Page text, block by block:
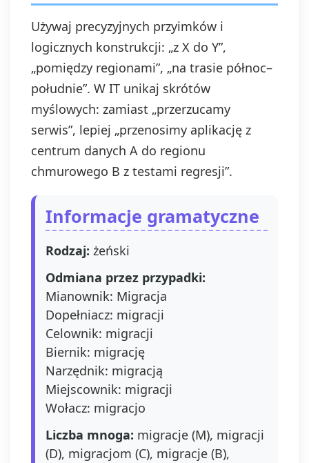
Używaj precyzyjnych przyimków i
logicznych konstrukcji: „z X do Y”,
„pomiędzy regionami”, „na trasie północ–
południe”. W IT unikaj skrótów
myślowych: zamiast „przerzucamy
serwis”, lepiej „przenosimy aplikację z
centrum danych A do regionu
chmurowego B z testami regresji”.
Informacje gramatyczne
Rodzaj: żeński
Odmiana przez przypadki:
Mianownik: Migracja
Dopełniacz: migracji
Celownik: migracji
Biernik: migrację
Narzędnik: migracją
Miejscownik: migracji
Wołacz: migracjo
Liczba mnoga: migracje (M), migracji
(D), migracjom (C), migracje (B),